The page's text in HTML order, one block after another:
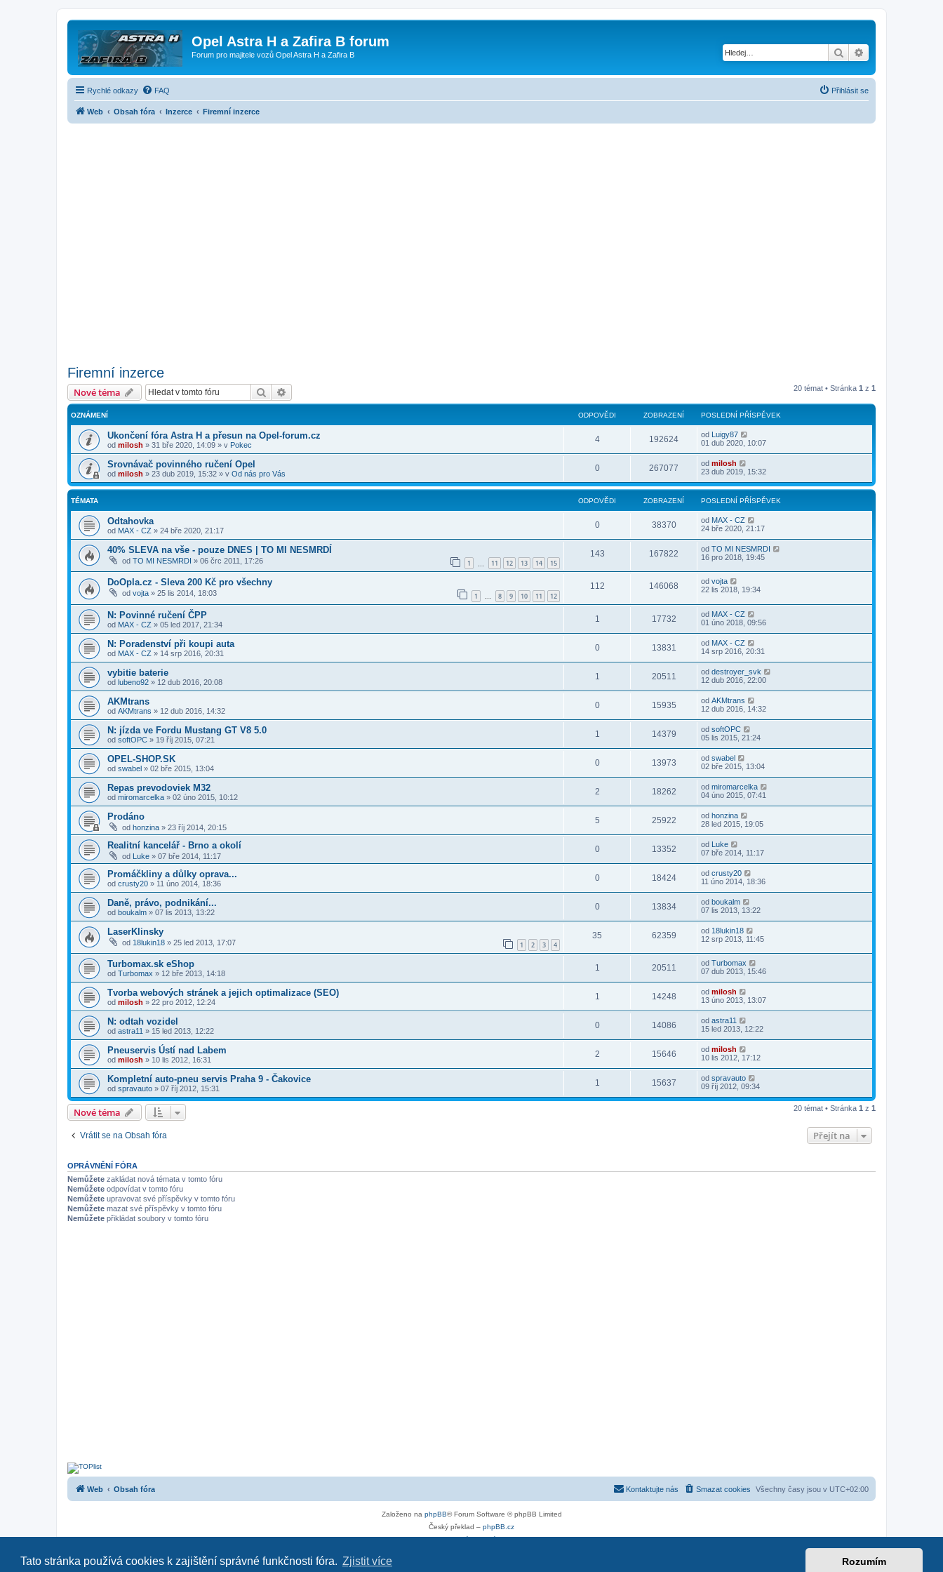
Tato stránka používá cookies k zajištění správné funkčnosti fóra. Zjistit více Rozumím
Opel Astra H a Zafira B forum
Forum pro majitele vozů Opel Astra H a Zafira B Hledat
Rychlé odkazy FAQ Přihlásit se
Web Obsah fóra Inzerce Firemní inzerce
Firemní inzerce
Nové téma Hledat 20 témat • Stránka 1 z 1
OZNÁMENÍ ODPOVĚDI ZOBRAZENÍ POSLEDNÍ PŘÍSPĚVEK
Ukončení fóra Astra H a přesun na Opel-forum.cz
od milosh » 31 bře 2020, 14:09 » v Pokec
4 192624 od Luigy87
01 dub 2020, 10:07
Srovnávač povinného ručení Opel
od milosh » 23 dub 2019, 15:32 » v Od nás pro Vás
0 267077 od milosh
23 dub 2019, 15:32
TÉMATA ODPOVĚDI ZOBRAZENÍ POSLEDNÍ PŘÍSPĚVEK
Odtahovka
od MAX - CZ » 24 bře 2020, 21:17
0 38370 od MAX - CZ
24 bře 2020, 21:17
40% SLEVA na vše - pouze DNES | TO MI NESMRDÍ
od TO MI NESMRDI » 06 črc 2011, 17:26 1 11 12 13 14 15
143 167822 od TO MI NESMRDI
16 pro 2018, 19:45
DoOpla.cz - Sleva 200 Kč pro všechny
od vojta » 25 lis 2014, 18:03 1 … 8 9 10 11 12
112 146068 od vojta
22 lis 2018, 19:34
N: Povinné ručení ČPP
od MAX - CZ » 05 led 2017, 21:34
1 17732 od MAX - CZ
01 úno 2018, 09:56
N: Poradenství při koupi auta
od MAX - CZ » 14 srp 2016, 20:31
0 13831 od MAX - CZ
14 srp 2016, 20:31
vybitie baterie
od lubeno92 » 12 dub 2016, 20:08
1 20511 od destroyer_svk
12 dub 2016, 22:00
AKMtrans
od AKMtrans » 12 dub 2016, 14:32
0 15935 od AKMtrans
12 dub 2016, 14:32
N: jízda ve Fordu Mustang GT V8 5.0
od softOPC » 19 říj 2015, 07:21
1 14379 od softOPC
05 lis 2015, 21:24
OPEL-SHOP.SK
od swabel » 02 bře 2015, 13:04
0 13973 od swabel
02 bře 2015, 13:04
Repas prevodoviek M32
od miromarcelka » 02 úno 2015, 10:12
2 18262 od miromarcelka
04 úno 2015, 07:41
Prodáno
od honzina » 23 říj 2014, 20:15
5 25922 od honzina
28 led 2015, 19:05
Realitní kancelář - Brno a okolí
od Luke » 07 bře 2014, 11:17
0 13352 od Luke
07 bře 2014, 11:17
Promáčkliny a důlky oprava...
od crusty20 » 11 úno 2014, 18:36
0 18424 od crusty20
11 úno 2014, 18:36
Daně, právo, podnikání...
od boukalm » 07 lis 2013, 13:22
0 13834 od boukalm
07 lis 2013, 13:22
LaserKlinsky
od 18lukin18 » 25 led 2013, 17:07 1 2 3 4
35 62359 od 18lukin18
12 srp 2013, 11:45
Turbomax.sk eShop
od Turbomax » 12 bře 2013, 14:18
1 20511 od Turbomax
07 dub 2013, 15:46
Tvorba webových stránek a jejich optimalizace (SEO)
od milosh » 22 pro 2012, 12:24
1 14248 od milosh
13 úno 2013, 13:07
N: odtah vozidel
od astra11 » 15 led 2013, 12:22
0 14086 od astra11
15 led 2013, 12:22
Pneuservis Ústí nad Labem
od milosh » 10 lis 2012, 16:31
2 15646 od milosh
10 lis 2012, 17:12
Kompletní auto-pneu servis Praha 9 - Čakovice
od spravauto » 07 říj 2012, 15:31
1 15637 od spravauto
09 říj 2012, 09:34
Nové téma 20 témat • Stránka 1 z 1
Vrátit se na Obsah fóra Přejít na
OPRÁVNĚNÍ FÓRA
Nemůžete zakládat nová témata v tomto fóru
Nemůžete odpovídat v tomto fóru
Nemůžete upravovat své příspěvky v tomto fóru
Nemůžete mazat své příspěvky v tomto fóru
Nemůžete přikládat soubory v tomto fóru
Web Obsah fóra Všechny časy jsou v UTC+02:00
Smazat cookies
Kontaktujte nás
Založeno na phpBB® Forum Software © phpBB Limited
Český překlad – phpBB.cz
Soukromí|Podmínky